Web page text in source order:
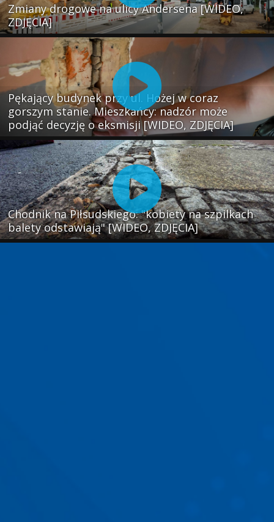
Zmiany drogowe na ulicy Andersena [WIDEO,
ZDJĘCIA]
Pękający budynek przy ul. Hożej w coraz
gorszym stanie. Mieszkańcy: nadzór może
podjąć decyzję o eksmisji [WIDEO, ZDJĘCIA]
Chodnik na Piłsudskiego: "kobiety na szpilkach
balety odstawiają" [WIDEO, ZDJĘCIA]